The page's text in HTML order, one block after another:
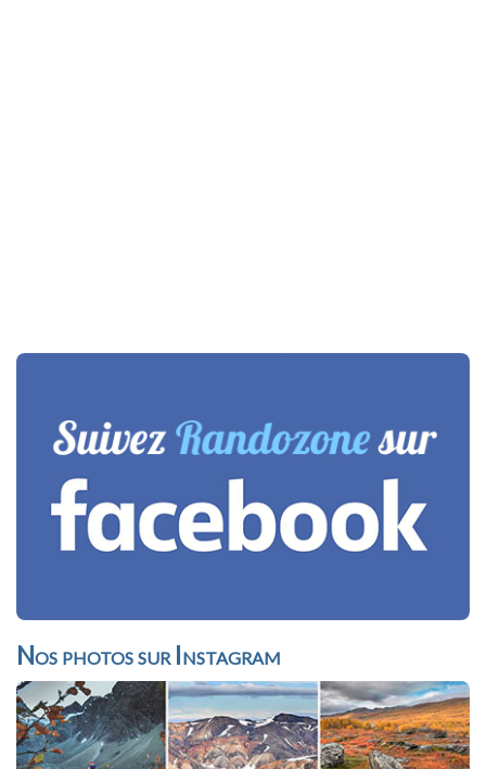
Nos photos sur Instagram